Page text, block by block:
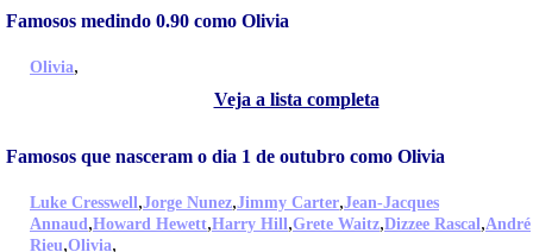
Famosos medindo 0.90 como Olivia
Olivia,
Veja a lista completa
Famosos que nasceram o dia 1 de outubro como Olivia
Luke Cresswell,Jorge Nunez,Jimmy Carter,Jean-Jacques
Annaud,Howard Hewett,Harry Hill,Grete Waitz,Dizzee Rascal,André
Rieu,Olivia,